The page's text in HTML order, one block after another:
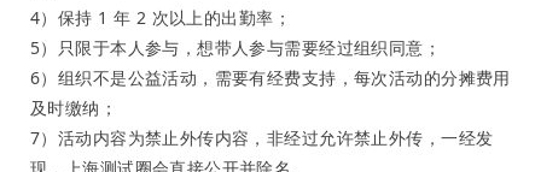
4）保持 1 年 2 次以上的出勤率；
5）只限于本人参与，想带人参与需要经过组织同意；
6）组织不是公益活动，需要有经费支持，每次活动的分摊费用
及时缴纳；
7）活动内容为禁止外传内容，非经过允许禁止外传，一经发